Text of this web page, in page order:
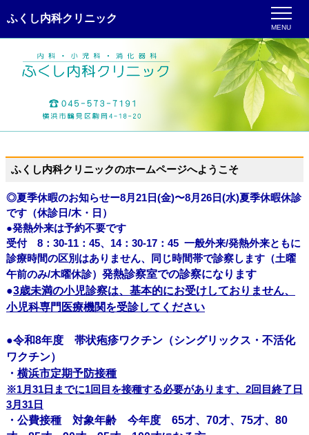
ふくし内科クリニック
MENU
ふくし内科クリニックのホームページへようこそ
◎夏季休暇のお知らせー8月21日(金)〜8月26日(水)夏季休暇休診
です（休診日/木・日）
●発熱外来は予約不要です
受付 8：30-11：45、14：30-17：45 一般外来/発熱外来ともに
診療時間の区別はありません、同じ時間帯で診察します（土曜
午前のみ/木曜休診） 発熱診察室での診察になります
●3歳未満の小児診察は、基本的にお受けしておりません、
小児科専門医療機関を受診してください
●令和8年度 帯状疱疹ワクチン（シングリックス・不活化
ワクチン）
・ 横浜市定期予防接種
※1月31日までに1回目を接種する必要があります、2回目終了日
3月31日
・公費接種 対象年齢 今年度 65才、70才、75才、80